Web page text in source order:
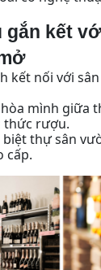
gắn kết
kết nối với
mình giữa
rượu.
thự sân
cấp.